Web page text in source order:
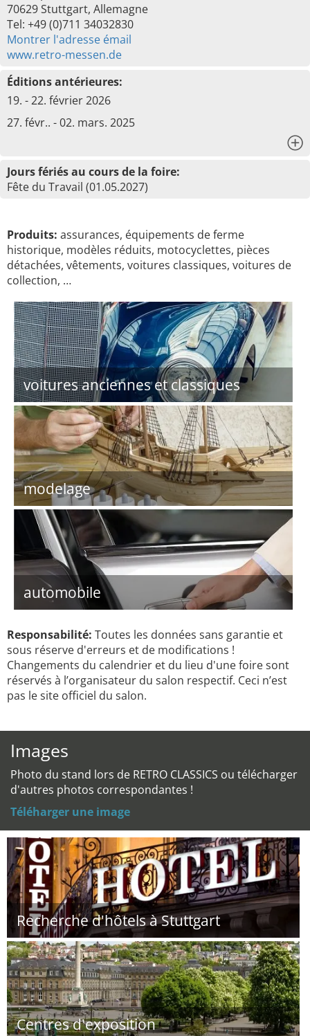
70629 Stuttgart, Allemagne
Tel: +49 (0)711 34032830
Montrer l'adresse émail
www.retro-messen.de
Éditions antérieures:
19. - 22. février 2026
27. févr.. - 02. mars. 2025
Jours fériés au cours de la foire:
Fête du Travail (01.05.2027)
Produits: assurances, équipements de ferme
historique, modèles réduits, motocyclettes, pièces
détachées, vêtements, voitures classiques, voitures de
collection, …
voitures anciennes et classiques
modelage
automobile
Responsabilité: Toutes les données sans garantie et
sous réserve d'erreurs et de modifications !
Changements du calendrier et du lieu d'une foire sont
réservés à l’organisateur du salon respectif. Ceci n’est
pas le site officiel du salon.
Images
Photo du stand lors de RETRO CLASSICS ou télécharger
d'autres photos correspondantes !
Téléharger une image
Recherche d'hôtels à Stuttgart
Centres d'exposition